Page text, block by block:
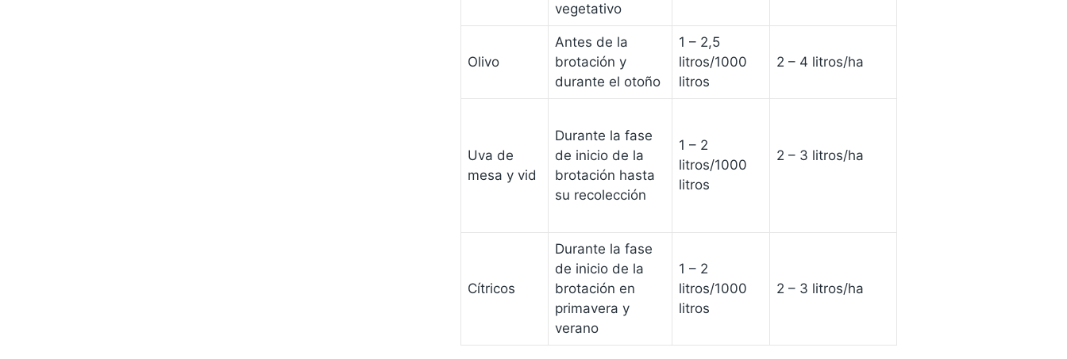
vegetativo
Olivo
Antes de la
brotación y
durante el otoño
1 – 2,5
litros/1000
litros
2 – 4 litros/ha
Uva de
mesa y vid
Durante la fase
de inicio de la
brotación hasta
su recolección
1 – 2
litros/1000
litros
2 – 3 litros/ha
Cítricos
Durante la fase
de inicio de la
brotación en
primavera y
verano
1 – 2
litros/1000
litros
2 – 3 litros/ha